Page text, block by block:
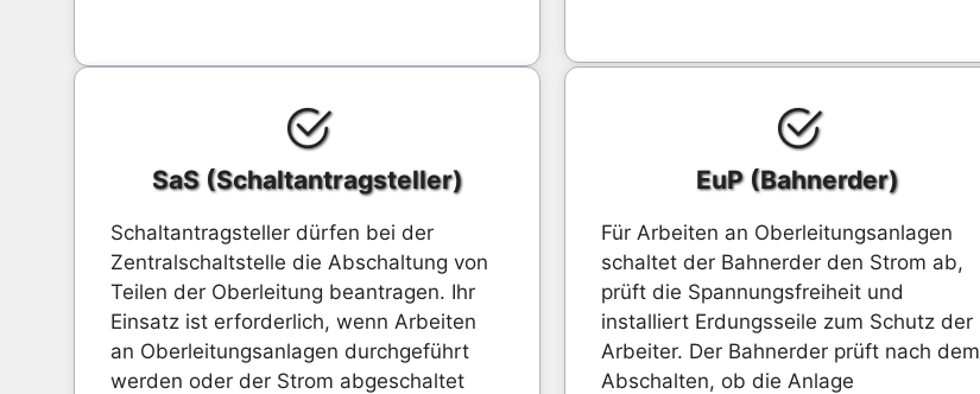
SaS (Schaltantragsteller)
Schaltantragsteller dürfen bei der
Zentralschaltstelle die Abschaltung von
Teilen der Oberleitung beantragen. Ihr
Einsatz ist erforderlich, wenn Arbeiten
an Oberleitungsanlagen durchgeführt
werden oder der Strom abgeschaltet
EuP (Bahnerder)
Für Arbeiten an Oberleitungsanlagen
schaltet der Bahnerder den Strom ab,
prüft die Spannungsfreiheit und
installiert Erdungsseile zum Schutz der
Arbeiter. Der Bahnerder prüft nach dem
Abschalten, ob die Anlage